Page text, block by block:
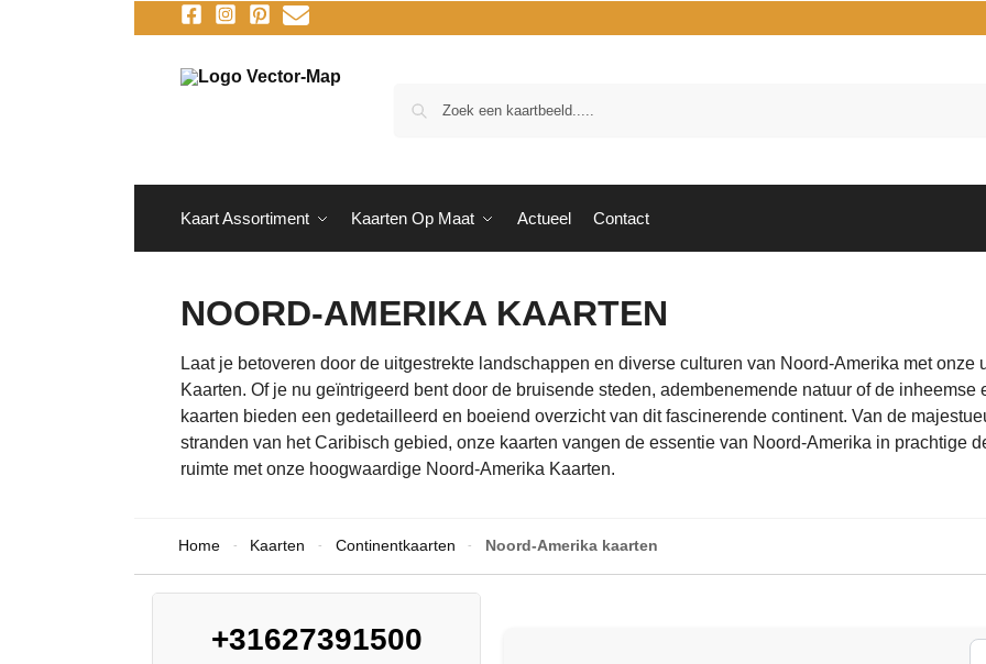
Kaart Assortiment Kaarten Op Maat Actueel Contact
NOORD-AMERIKA KAARTEN
Laat je betoveren door de uitgestrekte landschappen en diverse culturen van Noord-Amerika met
Kaarten. Of je nu geïntrigeerd bent door de bruisende steden, adembenemende natuur of de
kaarten bieden een gedetailleerd en boeiend overzicht van dit fascinerende continent. Van de
stranden van het Caribisch gebied, onze kaarten vangen de essentie van Noord-Amerika in prachtige
ruimte met onze hoogwaardige Noord-Amerika Kaarten.
Home - Kaarten - Continentkaarten - Noord-Amerika kaarten
+31627391500